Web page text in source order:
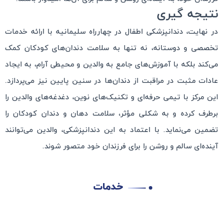
نتیجه گیری
در نهایت، دندانپزشکی اطفال در چهارراه سلیمانیه با ارائه خدمات
تخصصی و دوستانه، نه تنها به سلامت دندان‌های کودکان کمک
می‌کند بلکه با آموزش‌های جامع به والدین و محیطی آرام، به ایجاد
عادات مثبت در مراقبت از دندان‌ها در سنین پایین نیز می‌پردازد.
این مرکز با تیمی حرفه‌ای و تکنیک‌های نوین، دغدغه‌های والدین را
برطرف کرده و به شکلی مؤثر، سلامت دهان و دندان کودکان را
تضمین می‌نماید. با اعتماد به این دندانپزشکی، والدین می‌توانند
آینده‌ای سالم و روشن را برای فرزندان خود متصور شوند.
خدمات